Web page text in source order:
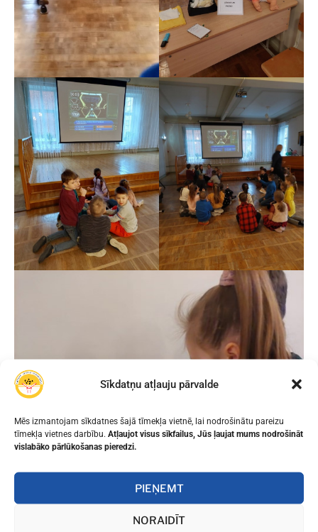
Sīkdatņu atļauju pārvalde
Mēs izmantojam sīkdatnes šajā tīmekļa vietnē, lai nodrošinātu pareizu
tīmekļa vietnes darbību. Atļaujot visus sīkfailus, Jūs ļaujat mums nodrošināt
vislabāko pārlūkošanas pieredzi.
PIEŅEMT
NORAIDĪT